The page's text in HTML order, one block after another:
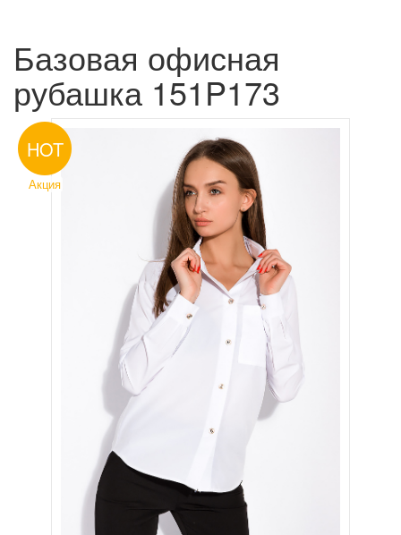
Базовая офисная
рубашка 151P173
HOT
Акция